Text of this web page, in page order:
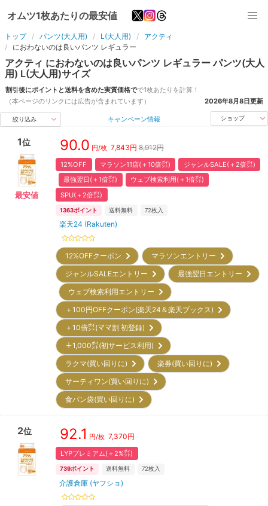
オムツ1枚あたりの最安値
トップ パンツ(大人用) L(大人用)
アクティ
におわないのは良いパンツ レギュラー
アクティ におわないのは良いパンツ レギュラー パンツ(大人
用) L(大人用)サイズ
割引後にポイントと送料を含めた実質価格でで1枚あたりを計算！
（本ページのリンクには広告が含まれています）
2026年8月8日更新
絞り込み キャンペーン情報 ショップ
1位
最安値
90.0 円/枚 7,843円 8,912円
12%OFF マラソン11店(＋10倍㌽)
ジャンルSALE(＋2倍㌽)
最強翌日(＋1倍㌽)
ウェブ検索利用(＋1倍㌽)
SPU(＋2倍㌽)
1363ポイント 送料無料 72枚入
楽天24 (Rakuten)
12%OFFクーポン
マラソンエントリー
ジャンルSALEエントリー
最強翌日エントリー
ウェブ検索利用エントリー
＋100円OFFクーポン(楽天24＆楽天ブックス)
＋10倍㌽(ママ割 初登録)
＋1,000㌽(初サービス利用)
ラクマ(買い回りに)
楽券(買い回りに)
サーティワン(買い回りに)
食パン袋(買い回りに)
2位 92.1 円/枚 7,370円
LYPプレミアム(＋2%㌽)
739ポイント 送料無料 72枚入
介護倉庫 (ヤフショ)